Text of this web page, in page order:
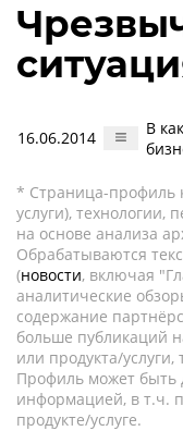
16.06.2014
В
* Страница-профиль
услуги), технологии,
на основе анализа
Обрабатываются
(новости, включая
аналитические
содержание
больше публикаций
или продукта/
Профиль может быть
информацией, в т.ч.
продукте/услуге.